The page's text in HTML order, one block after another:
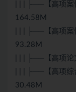
| | | ├──【高项
164.58M
| | | ├──【高项
93.28M
| | | ├──【高项
| | | ├──【高项
30.48M